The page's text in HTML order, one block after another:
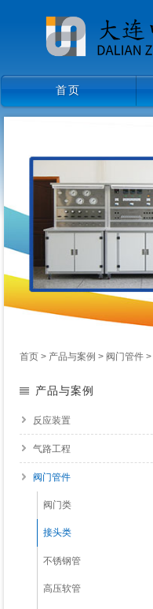
首页
首页 > 产品与案例 > 阀门管件 >
产品与案例
反应装置
气路工程
阀门管件
阀门类
接头类
不锈钢管
高压软管